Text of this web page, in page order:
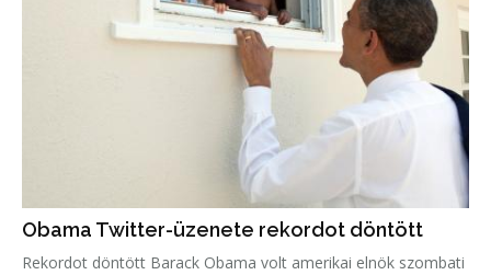
Obama Twitter-üzenete rekordot döntött
Rekordot döntött Barack Obama volt amerikai elnök szombati